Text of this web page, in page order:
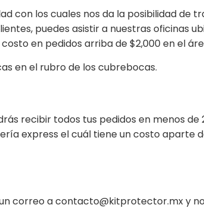
con los cuales nos da la posibilidad de
puedes asistir a nuestras oficinas
en pedidos arriba de $2,000 en el
en el rubro de los cubrebocas.
recibir todos tus pedidos en menos de
express el cuál tiene un costo aparte
correo a contacto@kitprotector.mx y